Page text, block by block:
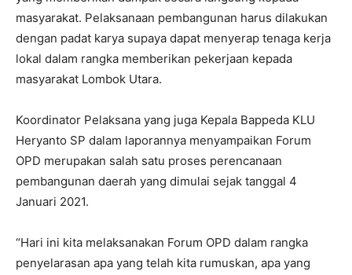
masyarakat. Pelaksanaan pembangunan harus dilakukan
dengan padat karya supaya dapat menyerap tenaga kerja
lokal dalam rangka memberikan pekerjaan kepada
masyarakat Lombok Utara.
Koordinator Pelaksana yang juga Kepala Bappeda KLU
Heryanto SP dalam laporannya menyampaikan Forum
OPD merupakan salah satu proses perencanaan
pembangunan daerah yang dimulai sejak tanggal 4
Januari 2021.
“Hari ini kita melaksanakan Forum OPD dalam rangka
penyelarasan apa yang telah kita rumuskan, apa yang